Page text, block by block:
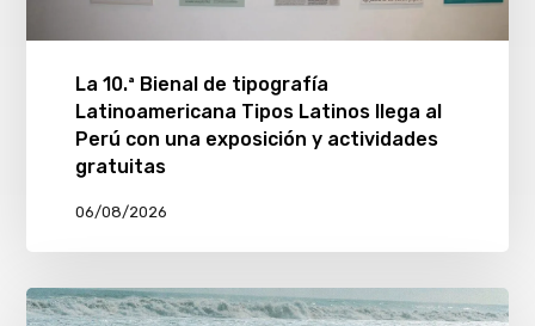
La 10.ª Bienal de tipografía
Latinoamericana Tipos Latinos llega al
Perú con una exposición y actividades
gratuitas
06/08/2026